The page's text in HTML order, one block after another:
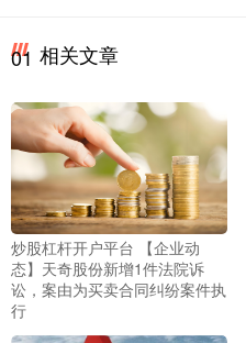
01 相关文章
炒股杠杆开户平台 【企业动
态】天奇股份新增1件法院诉
讼，案由为买卖合同纠纷案件执
行